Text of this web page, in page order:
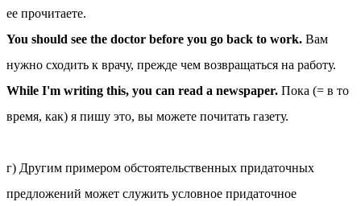
ее прочитаете.
You should see the doctor before you go back to work. Вам
нужно сходить к врачу, прежде чем возвращаться на работу.
While I'm writing this, you can read a newspaper. Пока (= в то
время, как) я пишу это, вы можете почитать газету.
г) Другим примером обстоятельственных придаточных
предложений может служить условное придаточное